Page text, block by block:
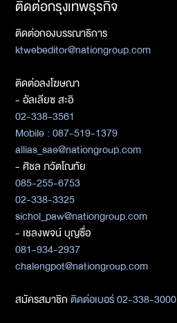
ติดต่อกรุงเทพธุรกิจ
ติดต่อกองบรรณาธิการ
ktwebeditor@nationgroup.com
ติดต่อลงโฆษณา
- อัลเลียซ สะอิ
02-338-3561
Mobile : 087-519-1379
allias_sae@nationgroup.com
- ศิชล ภวัตโณทัย
085-255-6753
02-338-3325
sichol_paw@nationgroup.com
- เชลงพจน์ บุญซื่อ
081-934-2937
chalengpot@nationgroup.com
สมัครสมาชิกติดต่อเบอร์ 02-338-3000